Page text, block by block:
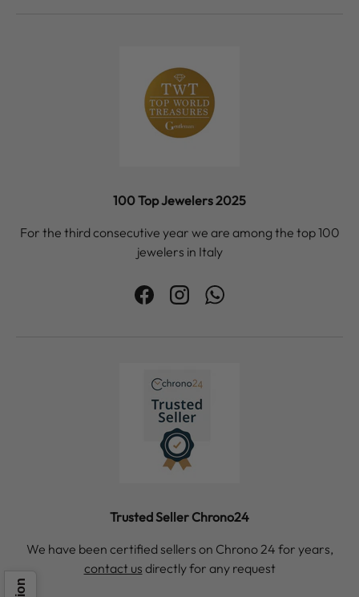
100 Top Jewelers 2025
For the third consecutive year we are among the top 100
jewelers in Italy
FacebookInstagramWhatsApp
Trusted Seller Chrono24
We have been certified sellers on Chrono 24 for years,
contact us directly for any request